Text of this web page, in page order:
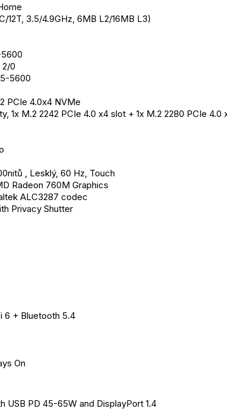
12T, 3.5/4.9GHz, 6MB L2/16MB L3)
2/0
5600
PCIe 4.0x4 NVMe
1x M.2 2242 PCIe 4.0 x4 slot + 1x M.2 2280 PCIe 4.0
, Lesklý, 60 Hz, Touch
Radeon 760M Graphics
ALC3287 codec
Privacy Shutter
6 + Bluetooth 5.4
On
USB PD 45-65W and DisplayPort 1.4